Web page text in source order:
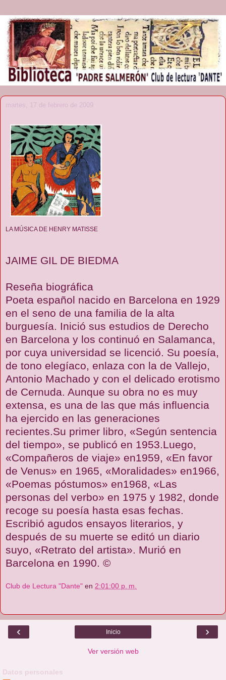
martes, 17 de febrero de 2009
LA MÚSICA DE HENRY MATISSE
JAIME GIL DE BIEDMA
Reseña biográfica
Poeta español nacido en Barcelona en 1929
en el seno de una familia de la alta
burguesía. Inició sus estudios de Derecho
en Barcelona y los continuó en Salamanca,
por cuya universidad se licenció. Su poesía,
de tono elegíaco, enlaza con la de Vallejo,
Antonio Machado y con el delicado erotismo
de Cernuda. Aunque su obra no es muy
extensa, es una de las que más influencia
ha ejercido en las generaciones
recientes.Su primer libro, «Según sentencia
del tiempo», se publicó en 1953.Luego,
«Compañeros de viaje» en1959, «En favor
de Venus» en 1965, «Moralidades» en1966,
«Poemas póstumos» en1968, «Las
personas del verbo» en 1975 y 1982, donde
recoge su poesía hasta esas fechas.
Escribió agudos ensayos literarios, y
después de su muerte se editó un diario
suyo, «Retrato del artista». Murió en
Barcelona en 1990. ©
Club de Lectura "Dante" en 2:01:00 p. m.
‹ ›
Inicio
Ver versión web
Datos personales